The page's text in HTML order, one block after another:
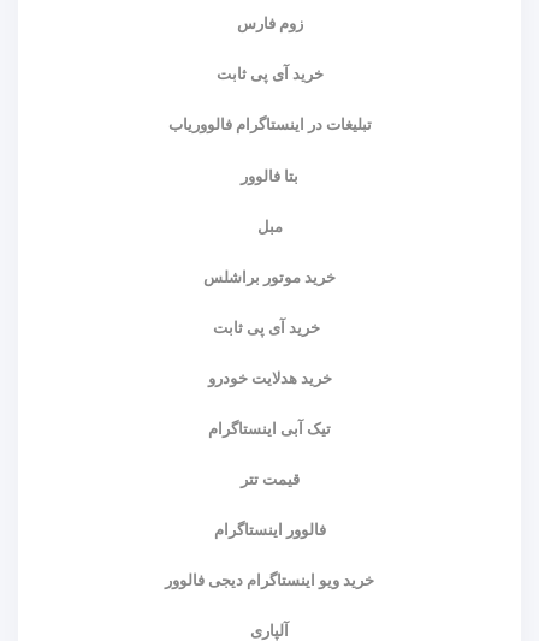
زوم فارس
خرید آی پی ثابت
تبلیغات در اینستاگرام فالووریاب
بتا فالوور
مبل
خرید موتور براشلس
خرید آی پی ثابت
خرید هدلایت خودرو
تیک آبی اینستاگرام
قیمت تتر
فالوور اینستاگرام
خرید ویو اینستاگرام دیجی فالوور
آلپاری